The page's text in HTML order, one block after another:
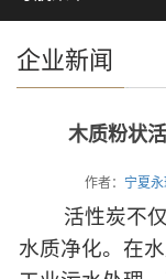
企业新闻
木质粉状
作者： 宁夏
活性炭不仅
水质净化。在